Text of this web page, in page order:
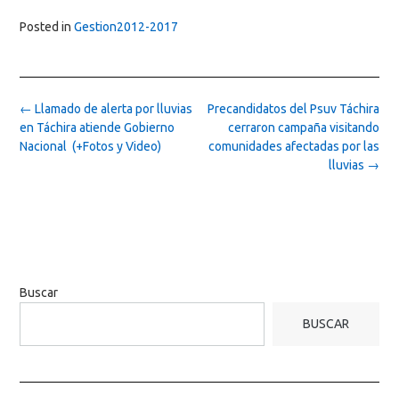
Posted in Gestion2012-2017
Post
navigation
Precandidatos del Psuv Táchira
cerraron campaña visitando
comunidades afectadas por las
lluvias →
← Llamado de alerta por lluvias
en Táchira atiende Gobierno
Nacional (+Fotos y Video)
Buscar
BUSCAR